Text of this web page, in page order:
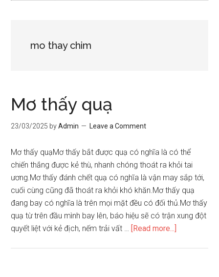
mo thay chim
Mơ thấy quạ
23/03/2025 byAdmin Leave a Comment
Mơ thấy quạMơ thấy bắt được quạ có nghĩa là có thể
chiến thắng được kẻ thù, nhanh chóng thoát ra khỏi tai
ương.Mơ thấy đánh chết quạ có nghĩa là vận may sắp tới,
cuối cùng cũng đã thoát ra khỏi khó khăn.Mơ thấy quạ
đang bay có nghĩa là trên mọi mặt đều có đối thủ.Mơ thấy
quạ từ trên đầu mình bay lên, báo hiệu sẽ có trận xung đột
quyết liệt với kẻ địch, nếm trải vất … [Read more...]